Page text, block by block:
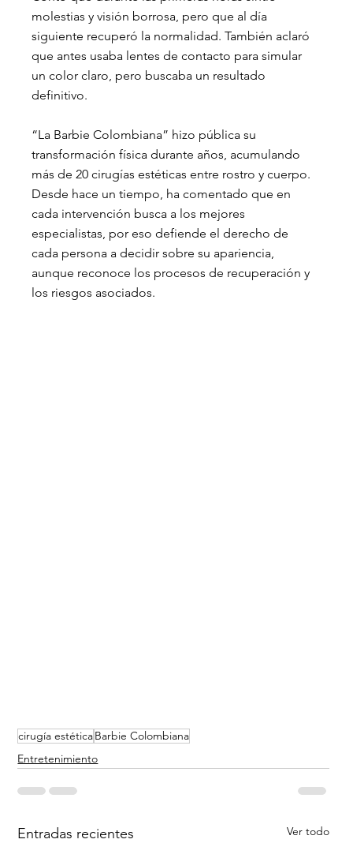
molestias y visión borrosa, pero que al día
siguiente recuperó la normalidad. También aclaró
que antes usaba lentes de contacto para simular
un color claro, pero buscaba un resultado
definitivo.
“La Barbie Colombiana” hizo pública su
transformación física durante años, acumulando
más de 20 cirugías estéticas entre rostro y cuerpo.
Desde hace un tiempo, ha comentado que en
cada intervención busca a los mejores
especialistas, por eso defiende el derecho de
cada persona a decidir sobre su apariencia,
aunque reconoce los procesos de recuperación y
los riesgos asociados.
cirugía estéticaBarbie Colombiana
Entretenimiento
Entradas recientes Ver todo